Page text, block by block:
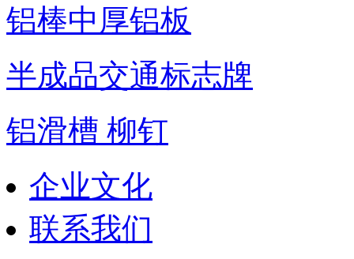
铝棒中厚铝板
半成品交通标志牌
铝滑槽 柳钉
企业文化
联系我们